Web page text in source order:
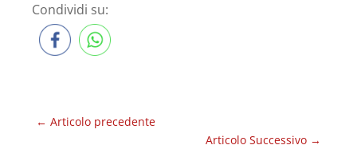
Condividi su:
← Articolo precedente
Articolo Successivo →